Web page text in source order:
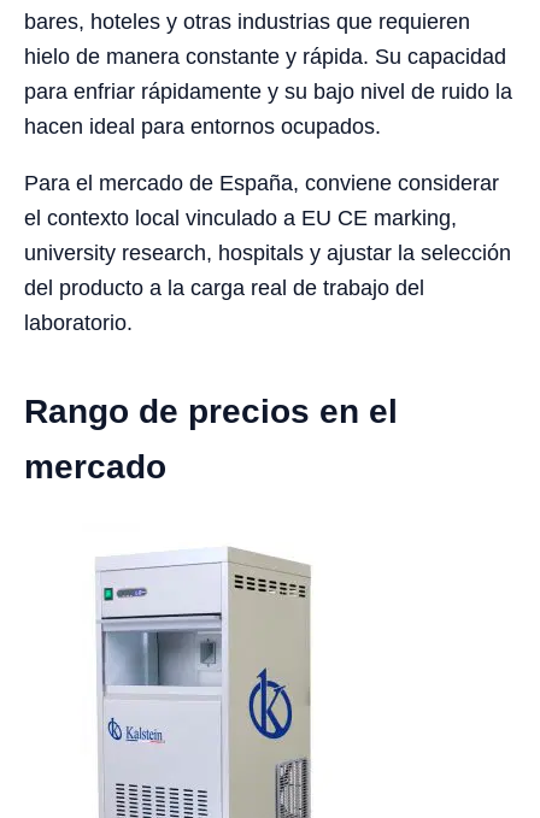
bares, hoteles y otras industrias que requieren
hielo de manera constante y rápida. Su capacidad
para enfriar rápidamente y su bajo nivel de ruido la
hacen ideal para entornos ocupados.
Para el mercado de España, conviene considerar
el contexto local vinculado a EU CE marking,
university research, hospitals y ajustar la selección
del producto a la carga real de trabajo del
laboratorio.
Rango de precios en el
mercado